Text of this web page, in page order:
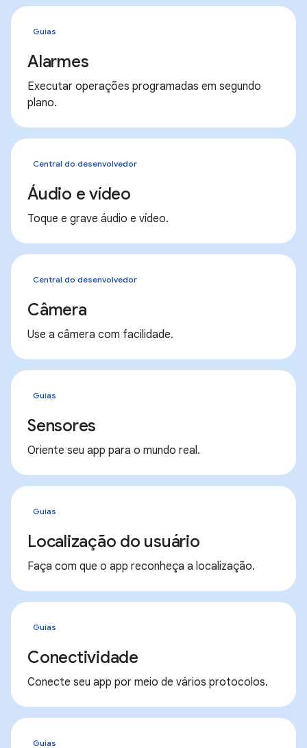
Guias
Alarmes
Executar operações programadas em segundo
plano.
Central do desenvolvedor
Áudio e vídeo
Toque e grave áudio e vídeo.
Central do desenvolvedor
Câmera
Use a câmera com facilidade.
Guias
Sensores
Oriente seu app para o mundo real.
Guias
Localização do usuário
Faça com que o app reconheça a localização.
Guias
Conectividade
Conecte seu app por meio de vários protocolos.
Guias